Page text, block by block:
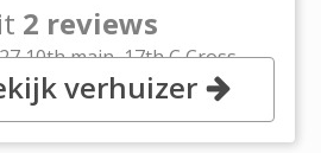
2 reviews
10th main, 17th C Cross
Nagar ||, 560038
verhuizer